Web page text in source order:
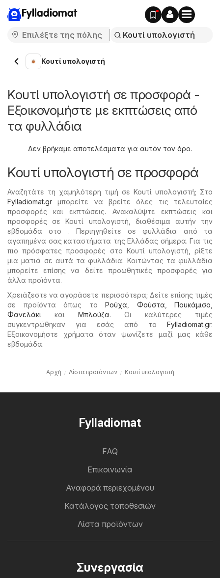
Fylladiomat
Κουτί υπολογιστή
Κουτί υπολογιστή σε προσφορά -
Εξοικονομήστε με εκπτώσεις από
τα φυλλάδια
Δεν βρήκαμε αποτελέσματα για αυτόν τον όρο.
Κουτί υπολογιστή σε προσφορά
Αναζητάτε τη χαμηλότερη τιμή σε Κουτί υπολογιστή; Στο
Fylladiomat.gr μπορείτε να βρείτε όλες τις τελευταίες
προσφορές και εκπτώσεις. Ανακαλύψτε εκπτώσεις και
προσφορές σε Κουτί υπολογιστή, διαθέσιμα αυτήν την
εβδομάδα στο . Περιηγηθείτε σε φυλλάδια από τα
αγαπημένα σας καταστήματα της Ελλάδας σήμερα. Για τις
πιο πρόσφατες προσφορές στο Κουτί υπολογιστή, ρίξτε
μια ματιά σε αυτά τα φυλλάδια: Κοιτώντας τα φυλλάδια
μπορείτε επίσης να δείτε προωθητικές προσφορές για
άλλα προϊόντα.
Χρειάζεστε να αγοράσετε περισσότερα; Δείτε επίσης τιμές
σε προϊόντα όπως το Ρούχα Φούστα Πουκάμισο
Φανελάκι και Μπλούζα. Οι καλύτερες τιμές
συγκεντρώθηκαν για εσάς από το Fylladiomat.gr.
Εξοικονομήστε χρήματα όταν ψωνίζετε μαζί μας κάθε
εβδομάδα.
Αρχή Λίστα προϊόντων Κουτί υπολογιστή
Fylladiomat
FAQ
Επικοινωνία
Αναφορά περιεχομένου
Κατάλογος τοποθεσιών
Λίστα προϊόντων
Συνεργασία